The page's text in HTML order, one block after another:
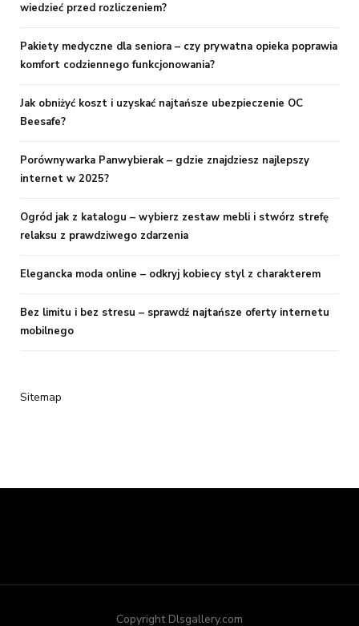
wiedzieć przed rozliczeniem?
Pakiety medyczne dla seniora – czy prywatna opieka poprawia
komfort codziennego funkcjonowania?
Jak obniżyć koszt i uzyskać najtańsze ubezpieczenie OC
Beesafe?
Porównywarka Panwybierak – gdzie znajdziesz najlepszy
internet w 2025?
Ogród jak z katalogu – wybierz zestaw mebli i stwórz strefę
relaksu z prawdziwego zdarzenia
Elegancka moda online – odkryj kobiecy styl z charakterem
Bez limitu i bez stresu – sprawdź najtańsze oferty internetu
mobilnego
Sitemap
Copyright Dlsgallery.com